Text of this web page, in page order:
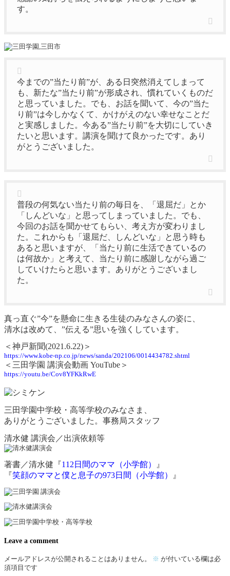
す。
今までの”当たり前”が、ある日突然消えてしまって
も、新たな”当たり前”が形成され、慣れていくものだ
と思っていました。でも、お話を聞いて、今の”当た
り前”は今しかなくて、かけがえのない幸せなことだ
と実感しました。今ある”当たり前”を大切にしていき
たいと思います。講演を聞けて良かったです。あり
がとうございました。
普段の何気ない当たり前の毎日を、「退屈だ」とか
「しんどいな」と思ってしまっていました。でも、
今回のお話を聞かせてもらい、考え方が変わりまし
た。これからも「退屈だ、しんどいな」と思う時も
あると思いますが、「当たり前に生活できているの
は何故か」と考えて、当たり前に感謝しながら過ご
していけたらと思います。ありがとうございまし
た。
真っ直ぐ”今”を懸命に生きる生徒のみなさんの姿に、
清水は改めて、”伝える”思いを強くしています。
＜神戸新聞(2021.6.22)＞
https://www.kobe-np.co.jp/news/sanda/202106/0014434782.shtml
＜三田学園 講演会動画 YouTube＞
https://youtu.be/Cov8YFKkRwE
三田学園中学校・高等学校のみなさま、
ありがとうございました。事務局スタッフ
清水健 講演会／出演依頼等
著書／清水健 『112日間のママ（小学館）
』
『笑顔のママと僕と息子の973日間（小学館） 』
Leave a comment
メールアドレスが公開されることはありません。 ※ が付いている欄は必
須項目です